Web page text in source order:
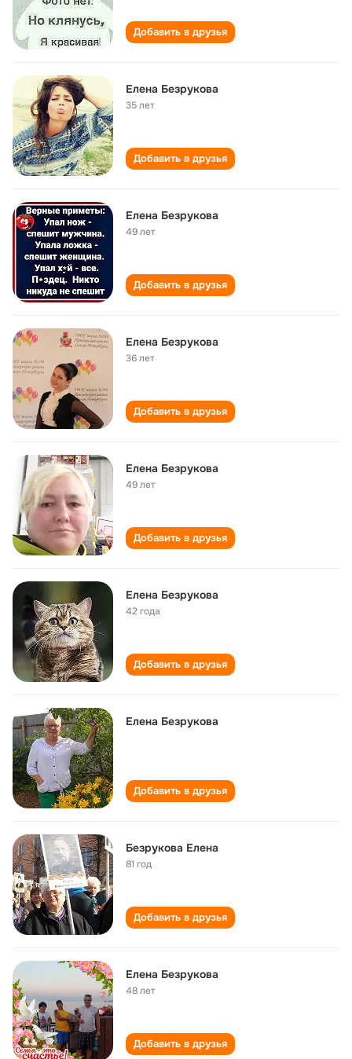
Добавить в друзья
Елена Безрукова
35 лет
Добавить в друзья
Елена Безрукова
49 лет
Добавить в друзья
Елена Безрукова
36 лет
Добавить в друзья
Елена Безрукова
49 лет
Добавить в друзья
Елена Безрукова
42 года
Добавить в друзья
Елена Безрукова
Добавить в друзья
Безрукова Елена
81 год
Добавить в друзья
Елена Безрукова
48 лет
Добавить в друзья